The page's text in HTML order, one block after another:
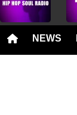
NEWS